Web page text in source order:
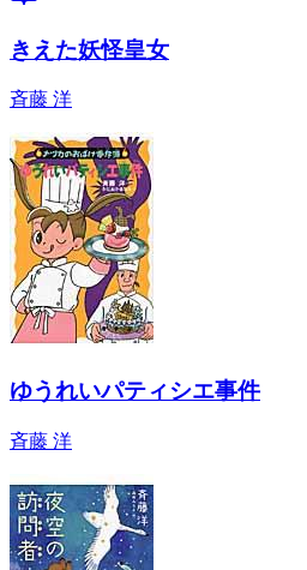
きえた妖怪皇女
斉藤 洋
ゆうれいパティシエ事件
斉藤 洋